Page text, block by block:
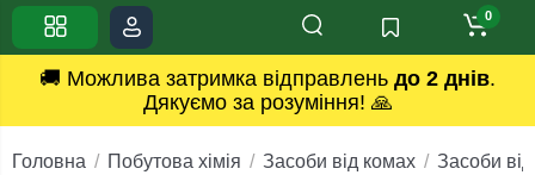
🚚 Можлива затримка відправлень до 2 днів.
Дякуємо за розуміння! 🙏
0
Головна Побутова хімія Засоби від комах Засоби